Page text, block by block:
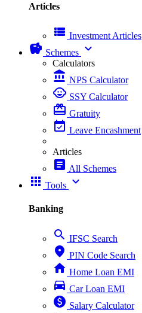
Articles
view_list Investment Articles
savings Schemes expand_more
Calculators
account_balance NPS Calculator
child_care SSY Calculator
card_giftcard Gratuity
event_available Leave Encashment
Articles
article All Schemes
apps Tools expand_more
Banking
search IFSC Search
place PIN Code Search
home Home Loan EMI
directions_car Car Loan EMI
paid Salary Calculator